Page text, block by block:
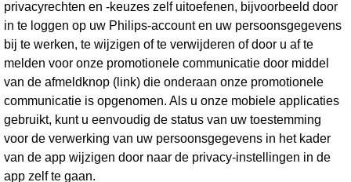
privacyrechten en -keuzes zelf uitoefenen, bijvoorbeeld door
in te loggen op uw Philips-account en uw persoonsgegevens
bij te werken, te wijzigen of te verwijderen of door u af te
melden voor onze promotionele communicatie door middel
van de afmeldknop (link) die onderaan onze promotionele
communicatie is opgenomen. Als u onze mobiele applicaties
gebruikt, kunt u eenvoudig de status van uw toestemming
voor de verwerking van uw persoonsgegevens in het kader
van de app wijzigen door naar de privacy-instellingen in de
app zelf te gaan.